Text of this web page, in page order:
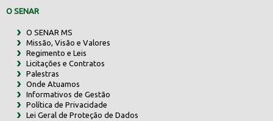
O SENAR
O SENAR MS
Missão, Visão e Valores
Regimento e Leis
Licitações e Contratos
Palestras
Onde Atuamos
Informativos de Gestão
Política de Privacidade
Lei Geral de Proteção de Dados